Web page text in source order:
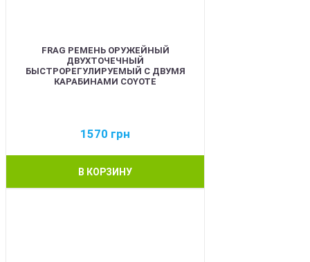
FRAG РЕМЕНЬ ОРУЖЕЙНЫЙ
ДВУХТОЧЕЧНЫЙ
БЫСТРОРЕГУЛИРУЕМЫЙ С ДВУМЯ
КАРАБИНАМИ COYOTE
1570 грн
В КОРЗИНУ